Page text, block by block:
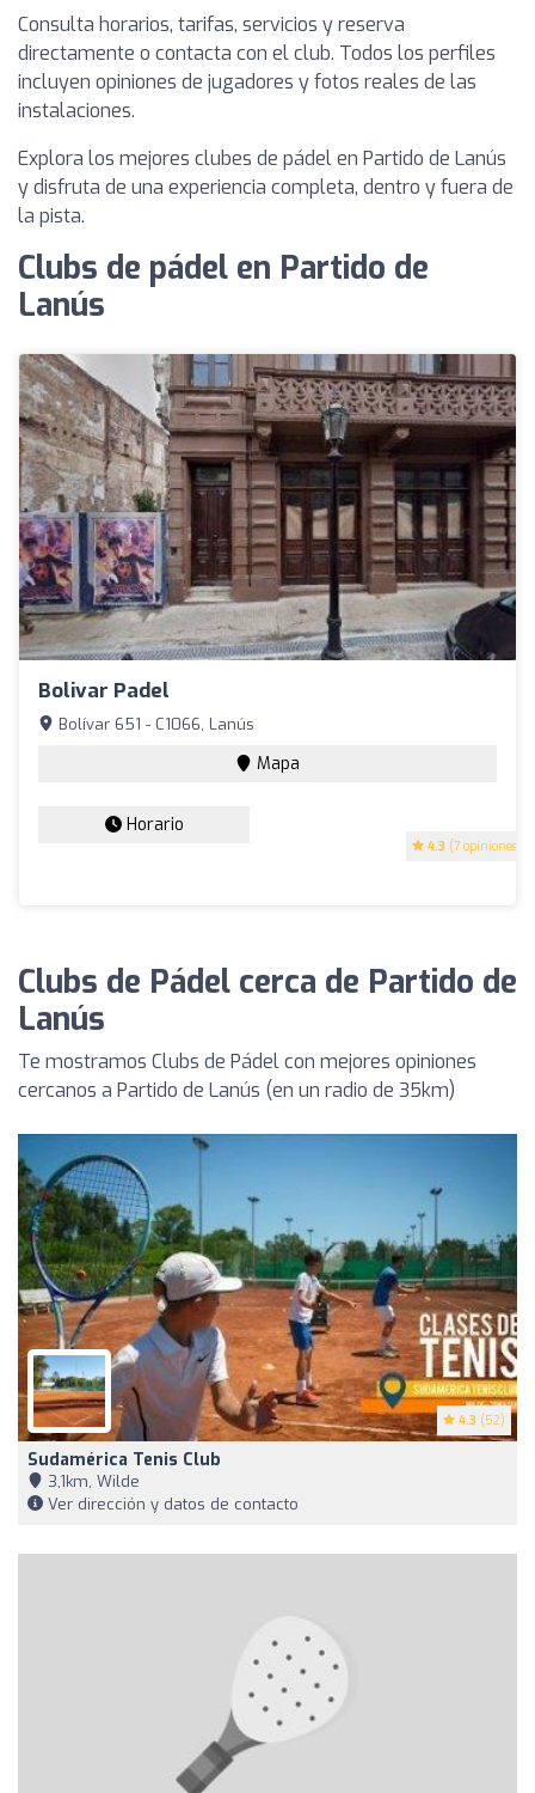
Consulta horarios, tarifas, servicios y reserva
directamente o contacta con el club. Todos los perfiles
incluyen opiniones de jugadores y fotos reales de las
instalaciones.
Explora los mejores clubes de pádel en Partido de Lanús
y disfruta de una experiencia completa, dentro y fuera de
la pista.
Clubs de pádel en Partido de
Lanús
Bolivar Padel
4.3 (7 opiniones)
Bolívar 651 - C1066, Lanús
Mapa
Horario
Clubs de Pádel cerca de Partido de
Lanús
Te mostramos Clubs de Pádel con mejores opiniones
cercanos a Partido de Lanús (en un radio de 35km)
4.3 (52)
Sudamérica Tenis Club
3,1km, Wilde
Ver dirección y datos de contacto